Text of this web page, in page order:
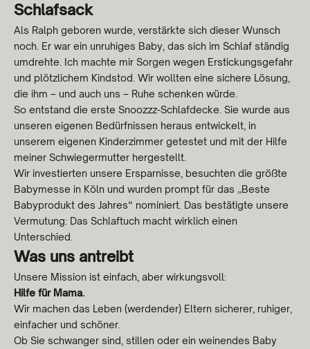
Schlafsack
Als Ralph geboren wurde, verstärkte sich dieser Wunsch
noch. Er war ein unruhiges Baby, das sich im Schlaf ständig
umdrehte. Ich machte mir Sorgen wegen Erstickungsgefahr
und plötzlichem Kindstod. Wir wollten eine sichere Lösung,
die ihm – und auch uns – Ruhe schenken würde.
So entstand die erste Snoozzz-Schlafdecke. Sie wurde aus
unseren eigenen Bedürfnissen heraus entwickelt, in
unserem eigenen Kinderzimmer getestet und mit der Hilfe
meiner Schwiegermutter hergestellt.
Wir investierten unsere Ersparnisse, besuchten die größte
Babymesse in Köln und wurden prompt für das „Beste
Babyprodukt des Jahres“ nominiert. Das bestätigte unsere
Vermutung: Das Schlaftuch macht wirklich einen
Unterschied.
Was uns antreibt
Unsere Mission ist einfach, aber wirkungsvoll:
Hilfe für Mama.
Wir machen das Leben (werdender) Eltern sicherer, ruhiger,
einfacher und schöner.
Ob Sie schwanger sind, stillen oder ein weinendes Baby